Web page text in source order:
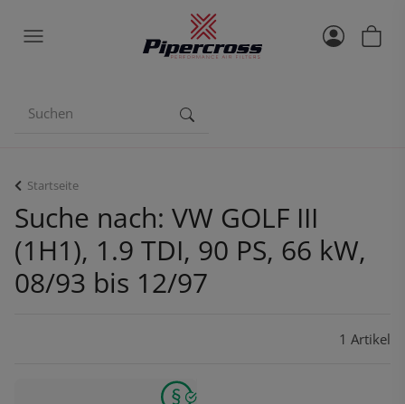
Startseite
Suche nach: VW GOLF III
(1H1), 1.9 TDI, 90 PS, 66 kW,
08/93 bis 12/97
1 Artikel